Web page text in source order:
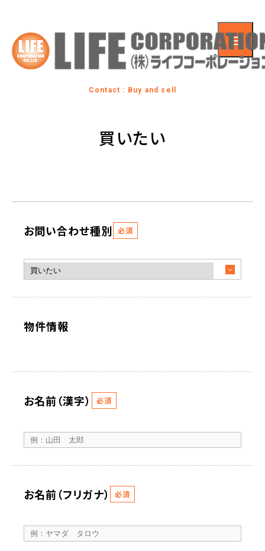
Contact : Buy and sell
買いたい
お問い合わせ種別 必須
物件情報
お名前（漢字） 必須
お名前（フリガナ） 必須